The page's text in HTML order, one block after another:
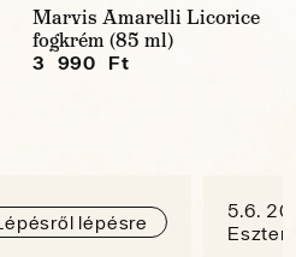
Marvis Amarelli Licorice
fogkrém (85 ml)
3 990 Ft
lépésre
5.6.
Eszter